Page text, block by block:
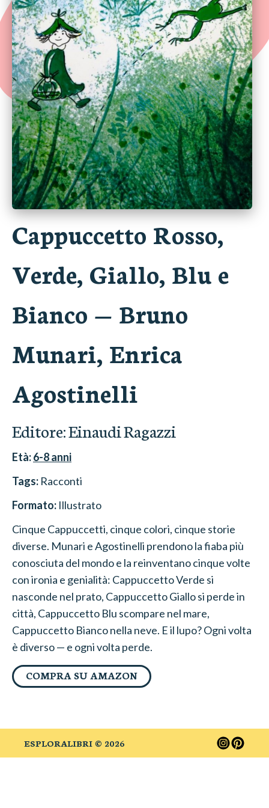
Cappuccetto Rosso,
Verde, Giallo, Blu e
Bianco — Bruno
Munari, Enrica
Agostinelli
Editore:Einaudi Ragazzi
Età:6-8anni
Tags: Racconti
Formato: Illustrato
Cinque Cappuccetti, cinque colori, cinque storie
diverse. Munari e Agostinelli prendono la fiaba più
conosciuta del mondo e la reinventano cinque volte
con ironia e genialità: Cappuccetto Verde si
nasconde nel prato, Cappuccetto Giallo si perde in
città, Cappuccetto Blu scompare nel mare,
Cappuccetto Bianco nella neve. E il lupo? Ogni volta
è diverso — e ogni volta perde.
COMPRA SU AMAZON
ESPLORALIBRI © 2026